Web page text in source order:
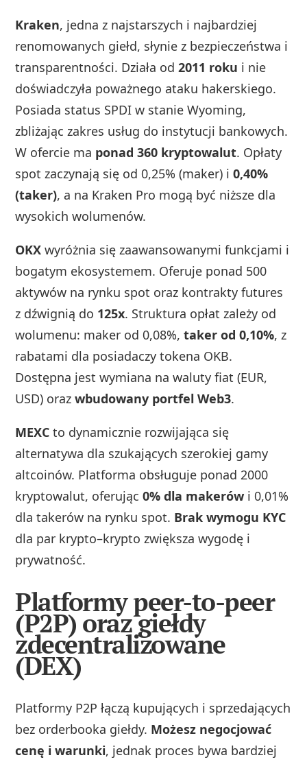
Kraken, jedna z najstarszych i najbardziej
renomowanych giełd, słynie z bezpieczeństwa i
transparentności. Działa od2011 roku i nie
doświadczyła poważnego ataku hakerskiego.
Posiada status SPDI w stanie Wyoming,
zbliżając zakres usług do instytucji bankowych.
W ofercie ma ponad 360 kryptowalut. Opłaty
spot zaczynają się od 0,25% (maker) i0,40%
(taker), a na Kraken Pro mogą być niższe dla
wysokich wolumenów.
OKX wyróżnia się zaawansowanymi funkcjami i
bogatym ekosystemem. Oferuje ponad 500
aktywów na rynku spot oraz kontrakty futures
z dźwignią do 125x. Struktura opłat zależy od
wolumenu: maker od 0,08%,taker od 0,10%, z
rabatami dla posiadaczy tokena OKB.
Dostępna jest wymiana na waluty fiat (EUR,
USD) orazwbudowany portfel Web3.
MEXC to dynamicznie rozwijająca się
alternatywa dla szukających szerokiej gamy
altcoinów. Platforma obsługuje ponad 2000
kryptowalut, oferując0% dla makerów i 0,01%
dla takerów na rynku spot. Brak wymogu KYC
dla par krypto–krypto zwiększa wygodę i
prywatność.
Platformy peer-to-peer
(P2P) oraz giełdy
zdecentralizowane
(DEX)
Platformy P2P łączą kupujących i sprzedających
bez orderbooka giełdy. Możesz negocjować
cenę i warunki, jednak proces bywa bardziej